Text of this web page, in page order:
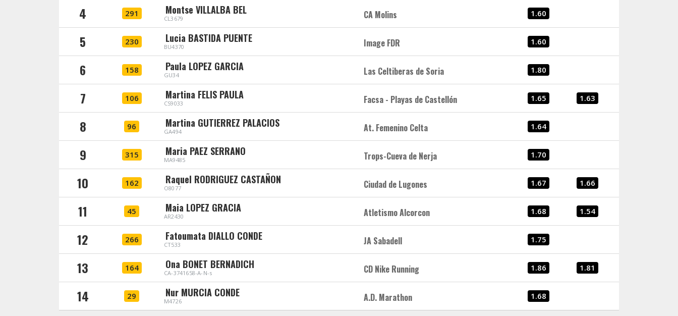
4 291 Montse VILLALBA BEL
CL3679 CA Molins 1.60
5 230 Lucia BASTIDA PUENTE
BU4370 Image FDR 1.60
6 158 Paula LOPEZ GARCIA
GU34 Las Celtiberas de Soria 1.80
7 106 Martina FELIS PAULA
CS9033 Facsa - Playas de Castellón 1.65 1.63
8 96 Martina GUTIERREZ PALACIOS
GA494 At. Femenino Celta 1.64
9 315 Maria PAEZ SERRANO
MA9485 Trops-Cueva de Nerja 1.70
10 162 Raquel RODRIGUEZ CASTAÑON
O8077 Ciudad de Lugones 1.67 1.66
11 45 Maia LOPEZ GRACIA
AR2430 Atletismo Alcorcon 1.68 1.54
12 266 Fatoumata DIALLO CONDE
CT533 JA Sabadell 1.75
13 164 Ona BONET BERNADICH
CA-3741658-A-N-s CD Nike Running 1.86 1.81
14 29 Nur MURCIA CONDE
M4726 A.D. Marathon 1.68